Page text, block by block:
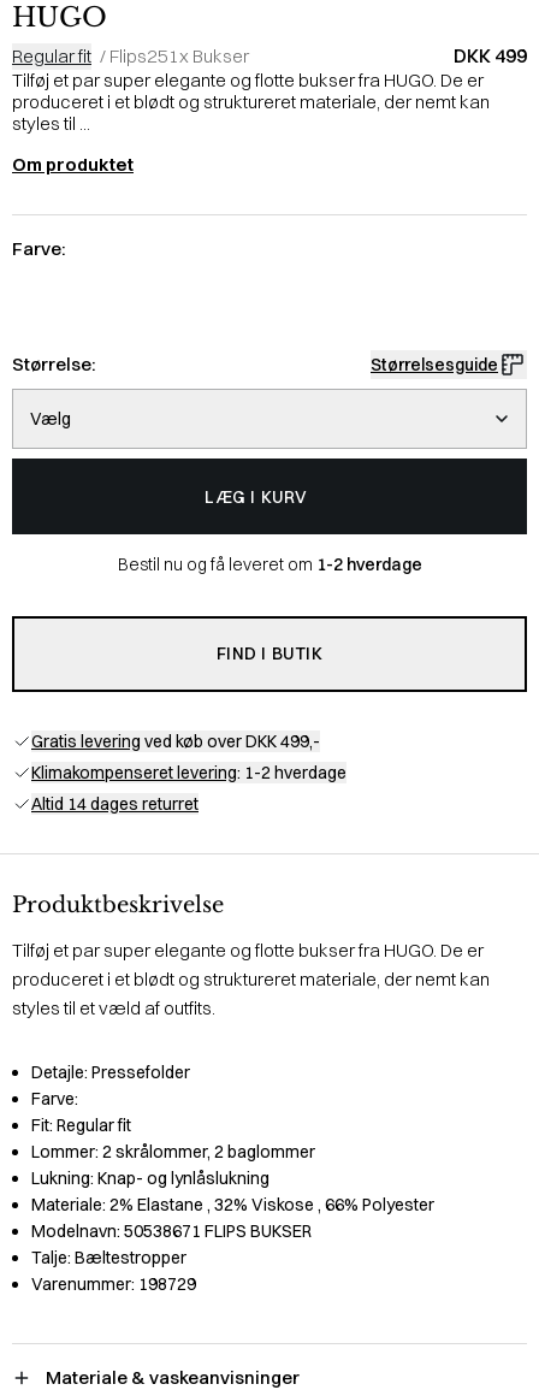
HUGO
Regular fit / Flips251x Bukser DKK 499
Tilføj et par super elegante og flotte bukser fra HUGO. De er
produceret i et blødt og struktureret materiale, der nemt kan
styles til ...
Om produktet
Farve:
Størrelse: Størrelsesguide
Vælg
LÆG I KURV
Bestil nu og få leveret om 1-2 hverdage
FIND I BUTIK
Gratis levering ved køb over DKK 499,-
Klimakompenseret levering: 1-2 hverdage
Altid 14 dages returret
Produktbeskrivelse
Tilføj et par super elegante og flotte bukser fra HUGO. De er
produceret i et blødt og struktureret materiale, der nemt kan
styles til et væld af outfits.
Detajle: Pressefolder
Farve:
Fit: Regular fit
Lommer: 2 skrålommer, 2 baglommer
Lukning: Knap- og lynlåslukning
Materiale: 2% Elastane , 32% Viskose , 66% Polyester
Modelnavn: 50538671 FLIPS BUKSER
Talje: Bæltestropper
Varenummer: 198729
Materiale & vaskeanvisninger